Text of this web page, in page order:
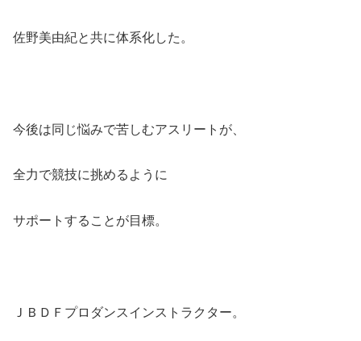
佐野美由紀と共に体系化した。
今後は同じ悩みで苦しむアスリートが、
全力で競技に挑めるように
サポートすることが目標。
ＪＢＤＦプロダンスインストラクター。